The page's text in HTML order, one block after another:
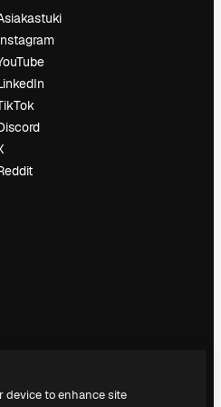
device to enhance site